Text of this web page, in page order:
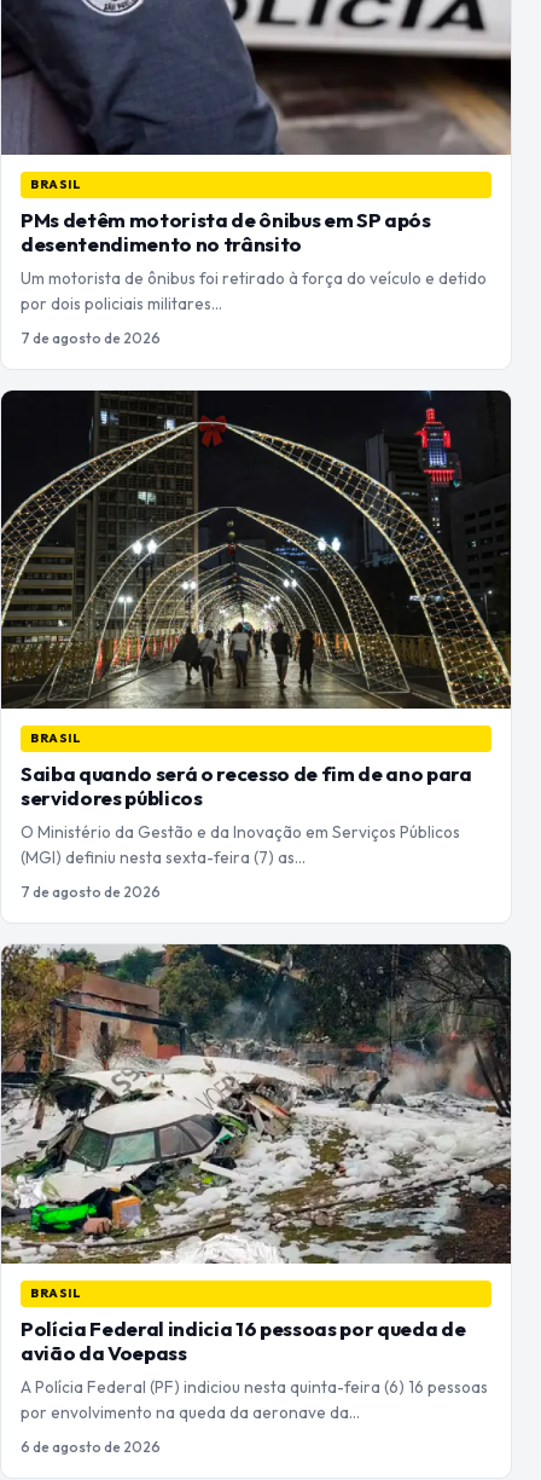
BRASIL
PMs detêm motorista de ônibus em SP após
desentendimento no trânsito
Um motorista de ônibus foi retirado à força do veículo e detido
por dois policiais militares…
7 de agosto de 2026
BRASIL
Saiba quando será o recesso de fim de ano para
servidores públicos
O Ministério da Gestão e da Inovação em Serviços Públicos
(MGI) definiu nesta sexta-feira (7) as…
7 de agosto de 2026
BRASIL
Polícia Federal indicia 16 pessoas por queda de
avião da Voepass
A Polícia Federal (PF) indiciou nesta quinta-feira (6) 16 pessoas
por envolvimento na queda da aeronave da…
6 de agosto de 2026